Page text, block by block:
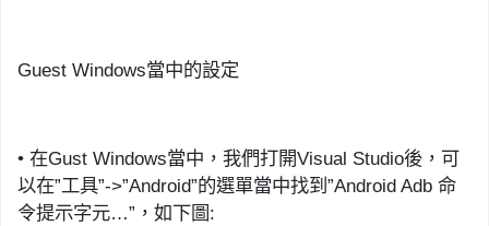
Guest Windows當中的設定
• 在Gust Windows當中，我們打開Visual Studio後，可
以在”工具”->”Android”的選單當中找到 ”Android Adb 命
令提示字元…” ，如下圖 :